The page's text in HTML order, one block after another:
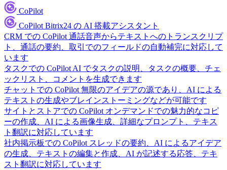
CoPilot
CoPilot Bitrix24 の AI 搭載アシスタント
CRM での CoPilot 通話音声からテキストへのトランスクリプ
ト、通話の要約、取引でのフィールドの自動補完に対応して
います
タスクでの CoPilot AI でタスクの説明、タスクの概要、チェ
ックリスト、コメントを生成できます
チャットでの CoPilot 無限のアイデアの源であり、AI による
テキストの生成やブレインストーミングなどが可能です
サイトとストアでの CoPilot オンデマンドでの魅力的なコピ
ーの作成、AI による画像生成、詳細なプロンプト、テキス
ト翻訳に対応しています
社内掲示板での CoPilot スレッドの要約、AI によるアイデア
の生成、テキストの編集と作成、AI が記述する応答、テキ
スト翻訳に対応しています